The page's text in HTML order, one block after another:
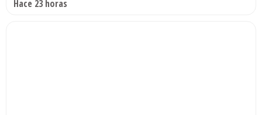
Hace 23 horas